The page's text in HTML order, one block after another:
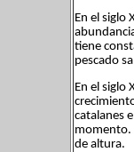
En el siglo
tiene
pescado
En el siglo
catalanes
momento.
de altura.